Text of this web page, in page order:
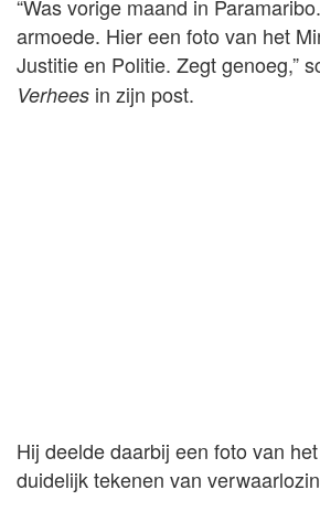
“Was vorige maand in
armoede. Hier een foto van het
Justitie en Politie. Zegt genoeg,”
Verhees in zijn post.
Hij deelde daarbij een foto van
duidelijk tekenen van